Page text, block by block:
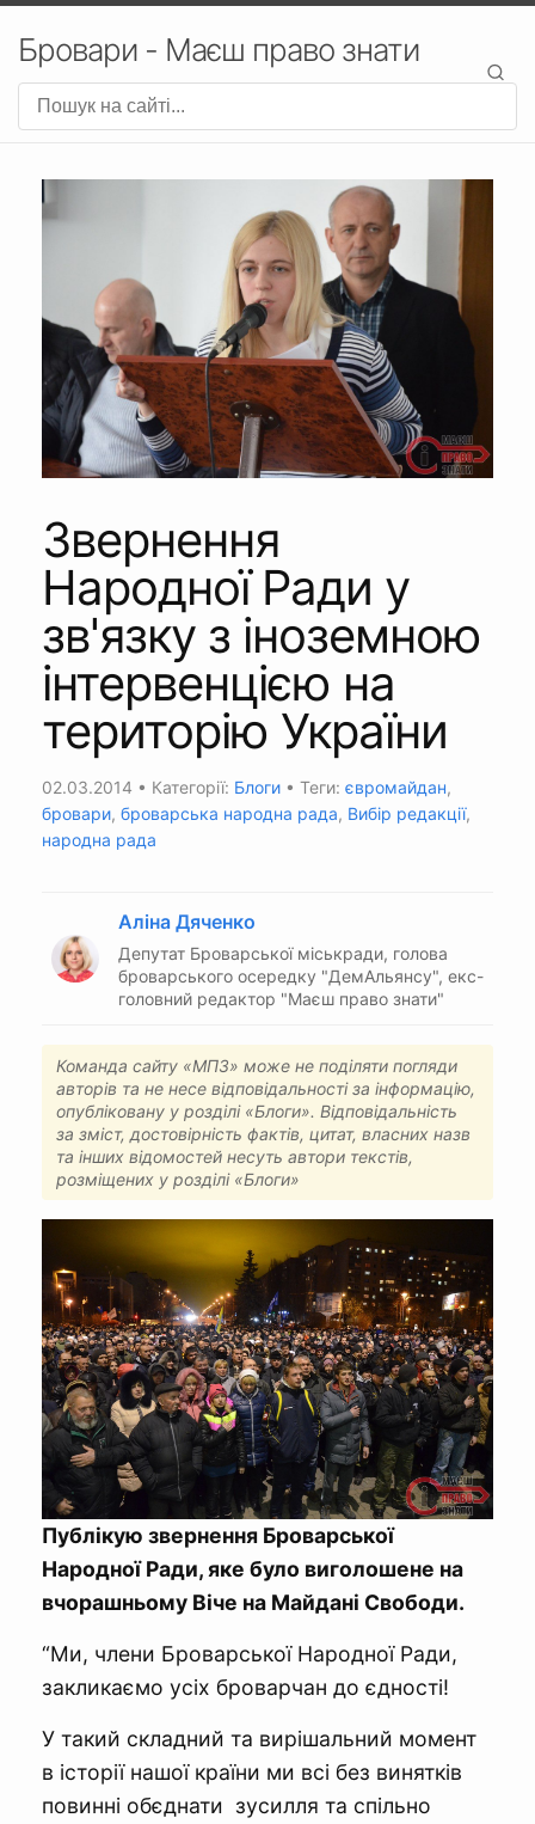
Бровари - Маєш право знати
Звернення
Народної Ради у
зв'язку з іноземною
інтервенцією на
територію України
02.03.2014 • Категорії: Блоги • Теги: євромайдан,
бровари, броварська народна рада, Вибір редакції,
народна рада
Аліна Дяченко
Депутат Броварської міськради, голова
броварського осередку "ДемАльянсу", екс-
головний редактор "Маєш право знати"
Команда сайту «МПЗ» може не поділяти погляди
авторів та не несе відповідальності за інформацію,
опубліковану у розділі «Блоги». Відповідальність
за зміст, достовірність фактів, цитат, власних назв
та інших відомостей несуть автори текстів,
розміщених у розділі «Блоги»
Публікую звернення Броварської
Народної Ради, яке було виголошене на
вчорашньому Віче на Майдані Свободи.
“Ми, члени Броварської Народної Ради,
закликаємо усіх броварчан до єдності!
У такий складний та вирішальний момент
в історії нашої країни ми всі без винятків
повинні обєднати зусилля та спільно